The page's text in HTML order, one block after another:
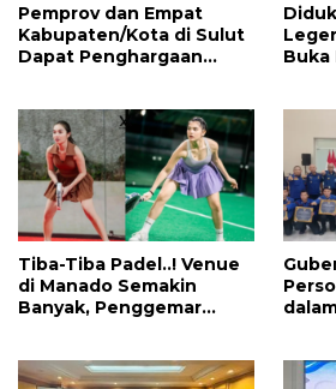
Pemprov dan Empat
Kabupaten/Kota di Sulut
Dapat Penghargaan
Buka
Tiba-Tiba Padel..! Venue
di Manado Semakin
Banyak, Penggemar